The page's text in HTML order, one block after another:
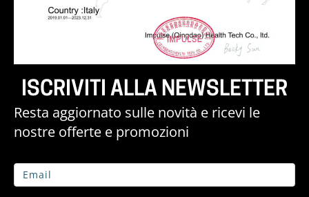
ISCRIVITI ALLA NEWSLETTER
Resta aggiornato sulle novità e ricevi le
nostre offerte e promozioni